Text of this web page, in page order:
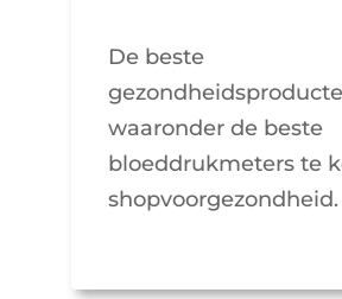
De beste
waaronder de beste
bloeddrukmeters te
shopvoorgezondheid.